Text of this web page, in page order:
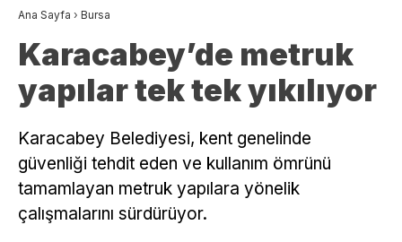
Ana Sayfa › Bursa
Karacabey’de metruk
yapılar tek tek yıkılıyor
Karacabey Belediyesi, kent genelinde
güvenliği tehdit eden ve kullanım ömrünü
tamamlayan metruk yapılara yönelik
çalışmalarını sürdürüyor.